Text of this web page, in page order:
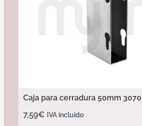
Caja para cerradura 50mm
7,59€ IVA incluido